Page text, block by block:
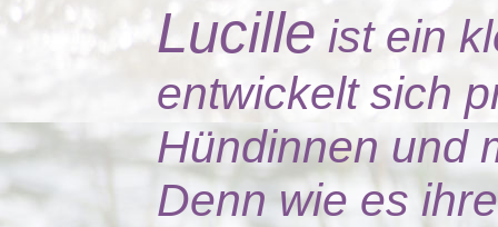
Lucille ist ein
entwickelt sich
Hündinnen und
Denn wie es